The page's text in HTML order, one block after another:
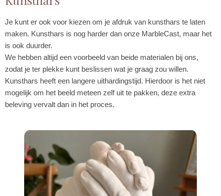
Je kunt er ook voor kiezen om je afdruk van kunsthars te laten
maken. Kunsthars is nog harder dan onze MarbleCast, maar het
is ook duurder.
We hebben altijd een voorbeeld van beide materialen bij ons,
zodat je ter plekke kunt beslissen wat je graag zou willen.
Kunsthars heeft een langere uithardingstijd. Hierdoor is het niet
mogelijk om het beeld meteen zelf uit te pakken, deze extra
beleving vervalt dan in het proces.